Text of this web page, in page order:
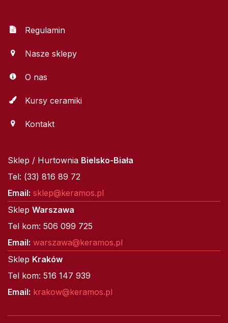
Regulamin
Nasze sklepy
O nas
Kursy ceramiki
Kontakt
Sklep / Hurtownia Bielsko-Biała
Tel: (33) 816 89 72
Email: sklep@keramos.pl
Sklep Warszawa
Tel kom: 506 099 725
Email: warszawa@keramos.pl
Sklep Kraków
Tel kom: 516 147 939
Email: krakow@keramos.pl